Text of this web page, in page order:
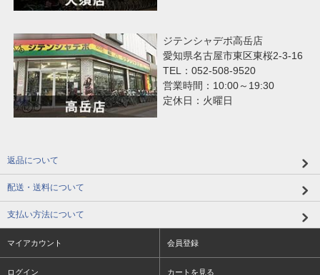
ジテンシャデポ高岳店
愛知県名古屋市東区東桜2-3-16
TEL：052-508-9520
営業時間：10:00～19:30
定休日：火曜日
返品について
配送・送料について
支払い方法について
マイアカウント 会員登録
ログイン カートを見る